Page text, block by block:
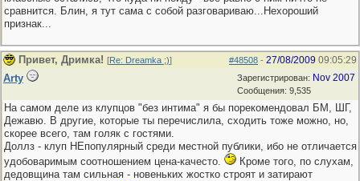
сравнится. Блин, я тут сама с собой разговариваю...Нехороший
признак...
#48508 - 27/08/2009 09:05:29
Привет, Дримка! [Re: Dreamka ;)]
Зарегистрирован: Nov 2007
Сообщения: 9,535
Arty
На самом деле из клупцов "без интима" я бы порекомендовал БМ, ШГ,
Дежавю. В другие, которые ты перечислила, сходить тоже можно, но,
скорее всего, там голяк с гостями.
Доллз - клуп НЕпопулярный среди местной публики, ибо не отличается
удобоваримым соотношением цена-качесто.
Кроме того, по слухам,
дедовщина там сильная - новеньких жостко строят и затирают